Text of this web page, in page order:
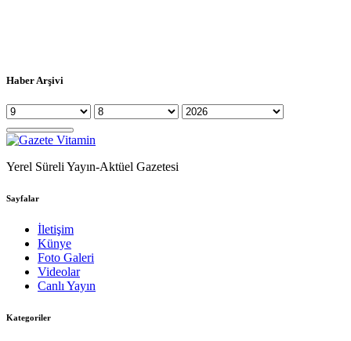
Haber Arşivi
Yerel Süreli Yayın-Aktüel Gazetesi
Sayfalar
İletişim
Künye
Foto Galeri
Videolar
Canlı Yayın
Kategoriler